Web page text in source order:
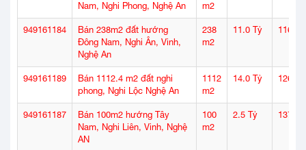
Nam, Nghi Phong, Nghệ An
m2
949161184
Bán 238m2 đất hướng
Đông Nam, Nghi Ân, Vinh,
Nghệ An
238
m2
11.0 Tỷ 116
949161189
Bán 1112.4 m2 đất nghi
phong, Nghi Lộc Nghệ An
1112
m2
14.0 Tỷ 126
949161187
Bán 100m2 hướng Tây
Nam, Nghi Liên, Vinh, Nghệ
AN
100
m2
2.5 Tỷ 137